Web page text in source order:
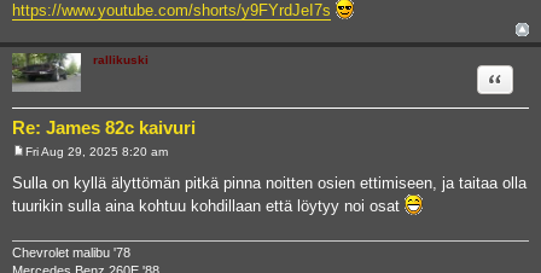
https://www.youtube.com/shorts/y9FYrdJeI7s
rallikuski
Re: James 82c kaivuri
Quote
s
t
Fri Aug 29, 2025 8:20 am
Sulla on kyllä älyttömän pitkä pinna noitten osien ettimiseen, ja taitaa olla
tuurikin sulla aina kohtuu kohdillaan että löytyy noi osat
Chevrolet malibu '78